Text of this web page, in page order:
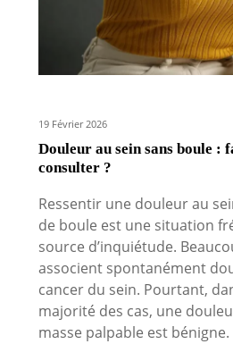
19 Février 2026
Douleur au sein sans boule :
consulter ?
Ressentir une douleur au
de boule est une situation
source d’inquiétude.
associent spontanément
cancer du sein. Pourtant,
majorité des cas, une
masse palpable est bénigne.